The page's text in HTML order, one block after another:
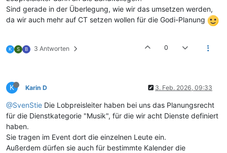
Sind gerade in der Überlegung, wie wir das umsetzen werden,
da wir auch mehr auf CT setzen wollen für die Godi-Planung
K S B 3 Antworten 0
K Karin D 3. Feb. 2026, 09:33
@SvenStie Die Lobpreisleiter haben bei uns das Planungsrecht
für die Dienstkategorie "Musik", für die wir acht Dienste definiert
haben.
Sie tragen im Event dort die einzelnen Leute ein.
Außerdem dürfen sie auch für bestimmte Kalender die